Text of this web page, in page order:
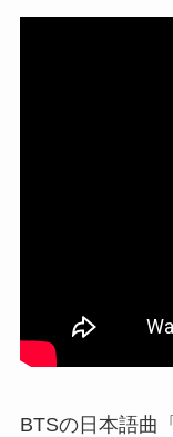
BTSの日本語曲